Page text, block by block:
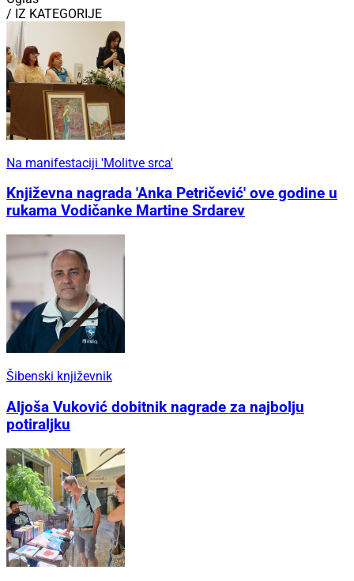
/ IZ KATEGORIJE
Na manifestaciji 'Molitve srca'
Književna nagrada 'Anka Petričević' ove godine u
rukama Vodičanke Martine Srdarev
Šibenski književnik
Aljoša Vuković dobitnik nagrade za najbolju
potiraljku